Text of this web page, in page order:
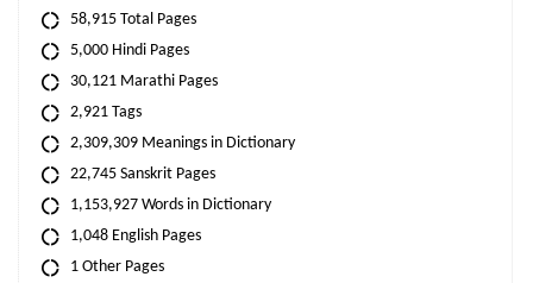
58,915 Total Pages
5,000 Hindi Pages
30,121 Marathi Pages
2,921 Tags
2,309,309 Meanings in Dictionary
22,745 Sanskrit Pages
1,153,927 Words in Dictionary
1,048 English Pages
1 Other Pages